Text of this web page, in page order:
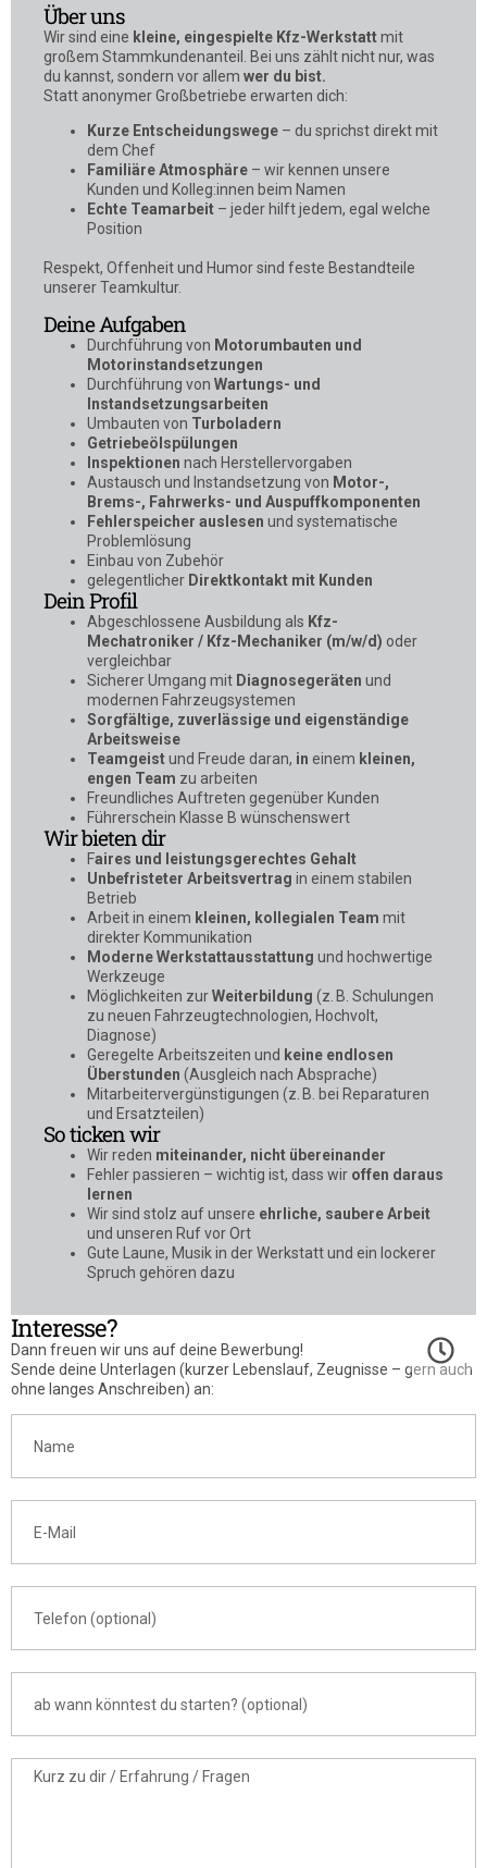
Über uns
Wir sind eine kleine, eingespielte Kfz-Werkstattmit
großem Stammkundenanteil. Bei uns zählt nicht nur, was
du kannst, sondern vor allem wer du bist.
Statt anonymer Großbetriebe erwarten dich:
Kurze Entscheidungswege – du sprichst direkt mit
dem Chef
Familiäre Atmosphäre – wir kennen unsere
Kunden und Kolleg:innen beim Namen
Echte Teamarbeit – jeder hilft jedem, egal welche
Position
Respekt, Offenheit und Humor sind feste Bestandteile
unserer Teamkultur.
Deine Aufgaben
Durchführung von Motorumbauten und
Motorinstandsetzungen
Durchführung von Wartungs- und
Instandsetzungsarbeiten
Umbauten von Turboladern
Getriebeölspülungen
Inspektionen nach Herstellervorgaben
Austausch und Instandsetzung von Motor-,
Brems-, Fahrwerks- und Auspuffkomponenten
Fehlerspeicher auslesen und systematische
Problemlösung
Einbau von Zubehör
gelegentlicher Direktkontakt mit Kunden
Dein Profil
Abgeschlossene Ausbildung als Kfz-
Mechatroniker / Kfz-Mechaniker (m/w/d) oder
vergleichbar
Sicherer Umgang mit Diagnosegeräten und
modernen Fahrzeugsystemen
Sorgfältige, zuverlässige und eigenständige
Arbeitsweise
Teamgeistund Freude daran, in einem kleinen,
engen Team zu arbeiten
Freundliches Auftreten gegenüber Kunden
Führerschein Klasse B wünschenswert
Wir bieten dir
Faires und leistungsgerechtes Gehalt
Unbefristeter Arbeitsvertrag in einem stabilen
Betrieb
Arbeit in einem kleinen, kollegialen Team mit
direkter Kommunikation
Moderne Werkstattausstattung und hochwertige
Werkzeuge
Möglichkeiten zurWeiterbildung (z. B. Schulungen
zu neuen Fahrzeugtechnologien, Hochvolt,
Diagnose)
Geregelte Arbeitszeiten und keine endlosen
Überstunden (Ausgleich nach Absprache)
Mitarbeitervergünstigungen (z. B. bei Reparaturen
und Ersatzteilen)
So ticken wir
Wir reden miteinander, nicht übereinander
Fehler passieren – wichtig ist, dass wir offen daraus
lernen
Wir sind stolz auf unsere ehrliche, saubere Arbeit
und unseren Ruf vor Ort
Gute Laune, Musik in der Werkstatt und ein lockerer
Spruch gehören dazu
Interesse?
Dann freuen wir uns auf deine Bewerbung!
Sende deine Unterlagen (kurzer Lebenslauf, Zeugnisse – gern auch
ohne langes Anschreiben) an: